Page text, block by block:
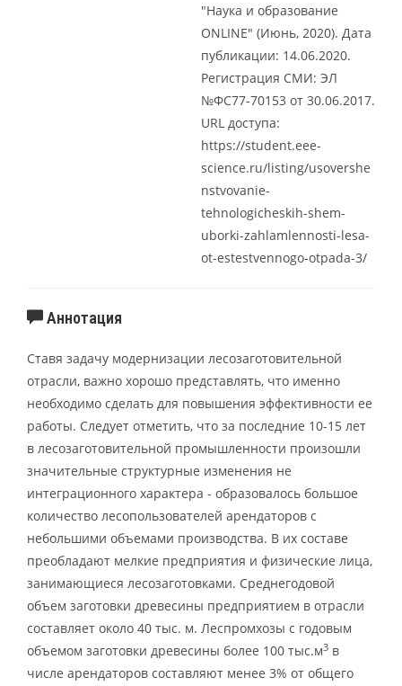
"Наука и образование
ONLINE" (Июнь, 2020). Дата
публикации: 14.06.2020.
Регистрация СМИ: ЭЛ
№ФС77-70153 от 30.06.2017.
URL доступа:
https://student.eee-
science.ru/listing/usovershe
nstvovanie-
tehnologicheskih-shem-
uborki-zahlamlennosti-lesa-
ot-estestvennogo-otpada-3/
Аннотация
Ставя задачу модернизации лесозаго­товительной
отрасли, важно хорошо представлять, что именно
необходимо сделать для повышения эффективности ее
работы. Следует отметить, что за по­следние 10-15 лет
в лесозаготовительной промышленности произошли
значительные структурные изменения не
интеграционного характера - образовалось большое
количество лесопользователей арендаторов с
небольшими объемами производства. В их составе
преобладают мелкие предприятия и физические лица,
занимающиеся лесозаготовками. Средне­годовой
объем заготовки древесины предприятием в отрасли
составляет около 40 тыс. м. Леспромхозы с годовым
объ­емом заготовки древесины более 100 тыс.м3 в
числе арендаторов составляют менее 3% от общего